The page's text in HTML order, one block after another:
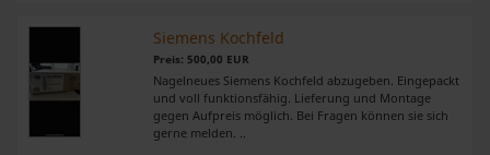
Siemens Kochfeld
Preis: 500,00 EUR
Nagelneues Siemens Kochfeld abzugeben. Eingepackt
und voll funktionsfähig. Lieferung und Montage
gegen Aufpreis möglich. Bei Fragen können sie sich
gerne melden. ..